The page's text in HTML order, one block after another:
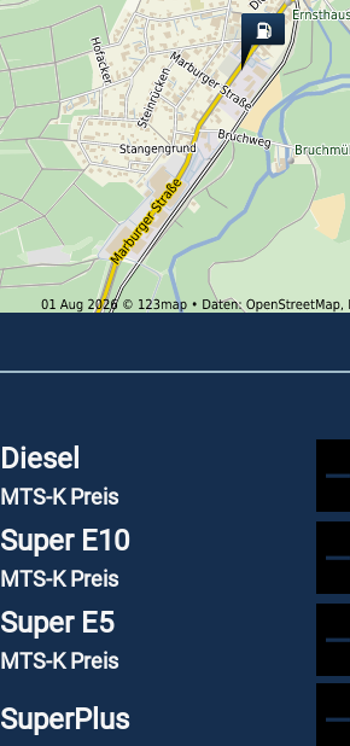
Diesel
MTS-K Preis
Super E10
MTS-K Preis
Super E5
MTS-K Preis
SuperPlus